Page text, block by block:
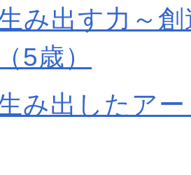
み出す力～
5歳）
み出したア